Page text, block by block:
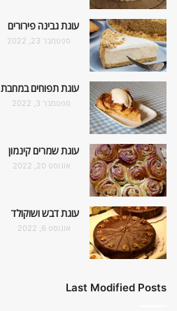
עוגת גבינה פירורים
ספטמבר 23, 2022
עוגת תפוחים במחבת
ספטמבר 3, 2022
עוגת שמרים קינמון
אוגוסט 20, 2022
עוגת דבש ושוקולד
אוגוסט 6, 2022
Last Modified Posts